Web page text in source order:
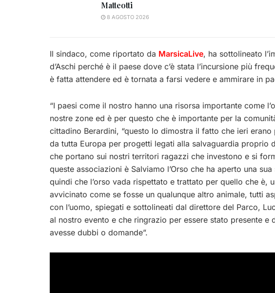
Matteotti
8 AGOSTO 2026
Il sindaco, come riportato da MarsicaLive, ha sottolineato
d’Aschi perché è il paese dove c’è stata l’incursione più
è fatta attendere ed è tornata a farsi vedere e ammirare in
“I paesi come il nostro hanno una risorsa importante come
nostre zone ed è per questo che è importante per la
cittadino Berardini, “questo lo dimostra il fatto che ieri
da tutta Europa per progetti legati alla salvaguardia proprio
che portano sui nostri territori ragazzi che investono e si
queste associazioni è Salviamo l’Orso che ha aperto una
quindi che l’orso vada rispettato e trattato per quello che è,
avvicinato come se fosse un qualunque altro animale, tutti
con l’uomo, spiegati e sottolineati dal direttore del Parco,
al nostro evento e che ringrazio per essere stato presente e
avesse dubbi o domande”.